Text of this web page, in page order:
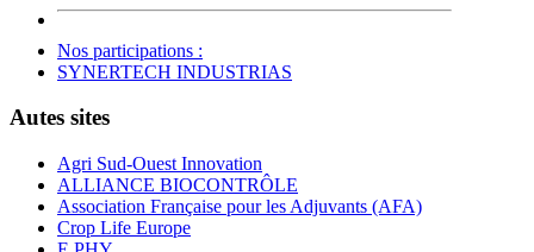
Nos participations :
SYNERTECH INDUSTRIAS
Autes sites
Agri Sud-Ouest Innovation
ALLIANCE BIOCONTRÔLE
Association Française pour les Adjuvants (AFA)
Crop Life Europe